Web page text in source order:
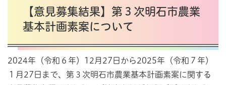
【意見募集結果】第３次明石市農業
基本計画素案について
2024年（令和６年）12月27日から2025年（令和７年）
１月27日まで、第３次明石市農業基本計画素案に関する